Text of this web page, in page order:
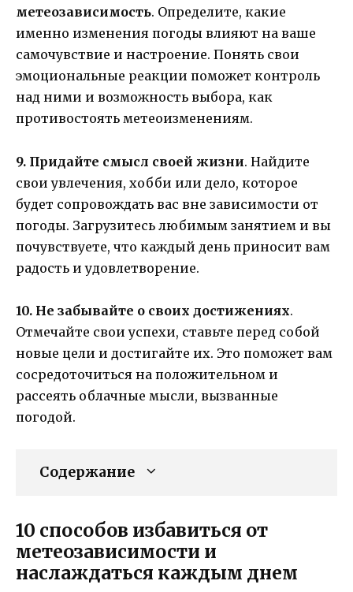
метеозависимость. Определите, какие
именно изменения погоды влияют на ваше
самочувствие и настроение. Понять свои
эмоциональные реакции поможет контроль
над ними и возможность выбора, как
противостоять метеоизменениям.
9. Придайте смысл своей жизни. Найдите
свои увлечения, хобби или дело, которое
будет сопровождать вас вне зависимости от
погоды. Загрузитесь любимым занятием и вы
почувствуете, что каждый день приносит вам
радость и удовлетворение.
10. Не забывайте о своих достижениях.
Отмечайте свои успехи, ставьте перед собой
новые цели и достигайте их. Это поможет вам
сосредоточиться на положительном и
рассеять облачные мысли, вызванные
погодой.
Содержание
10 способов избавиться от
метеозависимости и
наслаждаться каждым днем